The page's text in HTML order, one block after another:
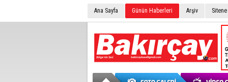
Ana Sayfa Günün Haberleri Arşiv